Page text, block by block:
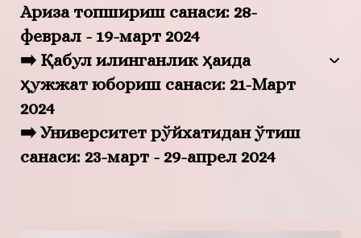
Ариза топшириш санаси: 28-
феврал - 19-март 2024
➡️ Қабул қилинганлик ҳақида
ҳужжат юбориш санаси: 21-Март
2024
➡️ Университет рўйхатидан ўтиш
санаси: 23-март - 29-апрел 2024